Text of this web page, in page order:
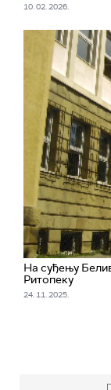
10. 02. 2026.
На суђењу
Ритопеку
24. 11. 2025.